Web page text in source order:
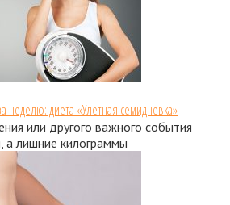
неделю: диета «Улетная семидневка»
или другого важного события
а лишние килограммы